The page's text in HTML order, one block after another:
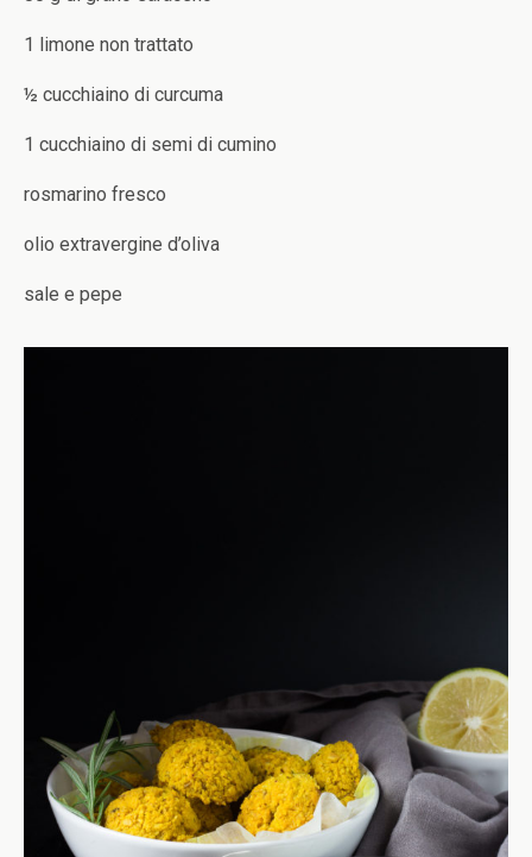
1 limone non trattato
½ cucchiaino di curcuma
1 cucchiaino di semi di cumino
rosmarino fresco
olio extravergine d’oliva
sale e pepe